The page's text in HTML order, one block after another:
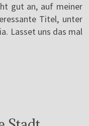
gut an, auf meiner
Titel, unter
Lasset uns das mal